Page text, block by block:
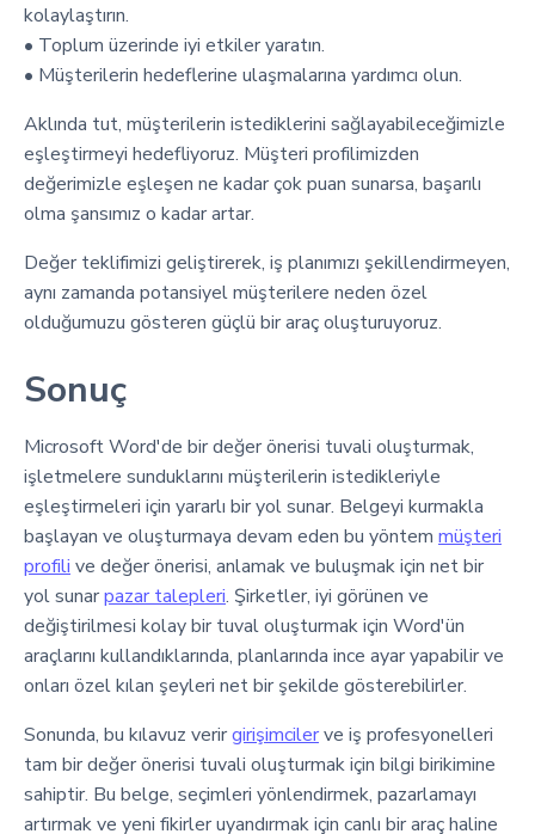
kolaylaştırın.
• Toplum üzerinde iyi etkiler yaratın.
• Müşterilerin hedeflerine ulaşmalarına yardımcı olun.
Aklında tut, müşterilerin istediklerini sağlayabileceğimizle
eşleştirmeyi hedefliyoruz. Müşteri profilimizden
değerimizle eşleşen ne kadar çok puan sunarsa, başarılı
olma şansımız o kadar artar.
Değer teklifimizi geliştirerek, iş planımızı şekillendirmeyen,
aynı zamanda potansiyel müşterilere neden özel
olduğumuzu gösteren güçlü bir araç oluşturuyoruz.
Sonuç
Microsoft Word'de bir değer önerisi tuvali oluşturmak,
işletmelere sunduklarını müşterilerin istedikleriyle
eşleştirmeleri için yararlı bir yol sunar. Belgeyi kurmakla
başlayan ve oluşturmaya devam eden bu yöntem müşteri
profili ve değer önerisi, anlamak ve buluşmak için net bir
yol sunarpazar talepleri. Şirketler, iyi görünen ve
değiştirilmesi kolay bir tuval oluşturmak için Word'ün
araçlarını kullandıklarında, planlarında ince ayar yapabilir ve
onları özel kılan şeyleri net bir şekilde gösterebilirler.
Sonunda, bu kılavuz verirgirişimcilerve iş profesyonelleri
tam bir değer önerisi tuvali oluşturmak için bilgi birikimine
sahiptir. Bu belge, seçimleri yönlendirmek, pazarlamayı
artırmak ve yeni fikirler uyandırmak için canlı bir araç haline